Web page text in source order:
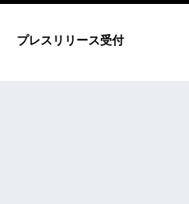
プレスリリース受付